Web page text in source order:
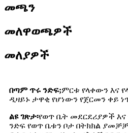
መጫን
መለዋወጫዎች
መለያዎች
በጣም ጥሩ ንድፍ;ምርቱ የላቀውን እና
ዲዛይኑ ታዋቂ የሆነውን የጀርመን ቀይ
ልዩ ገጽታ፡የወጥ ቤት መደርደሪያዎች
ንድፍ የወጥ ቤቱን ቦታ በትክክል